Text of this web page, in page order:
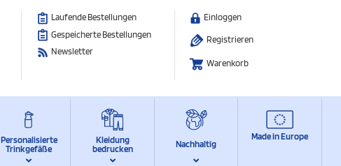
Laufende Bestellungen
Gespeicherte Bestellungen
Newsletter
Einloggen
Registrieren
Warenkorb
Personalisierte
Trinkgefäße
Kleidung
bedrucken
Nachhaltig
Made in Europe